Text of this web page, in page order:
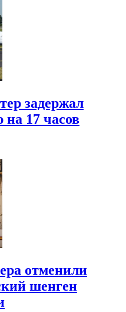
задержал
17 часов
отменили
шенген